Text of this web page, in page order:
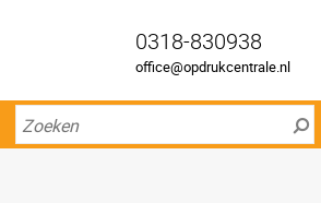
0318-830938
office@opdrukcentrale.nl